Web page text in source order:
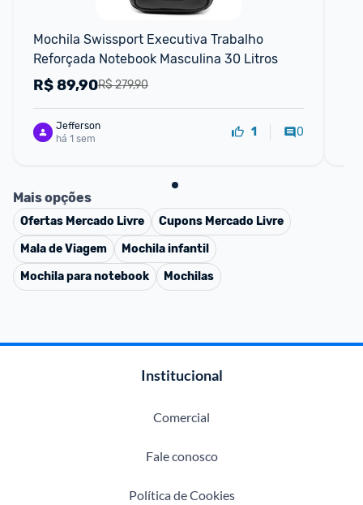
Mochila Swissport Executiva Trabalho
Reforçada Notebook Masculina 30 Litros
R$ 279,90
R$89,90
Jefferson
há 1 sem
1 0
Mais opções
Ofertas Mercado Livre Cupons Mercado Livre
Mala de Viagem
Mochila infantil
Mochila para notebook
Mochilas
Institucional
Comercial
Fale conosco
Política de Cookies